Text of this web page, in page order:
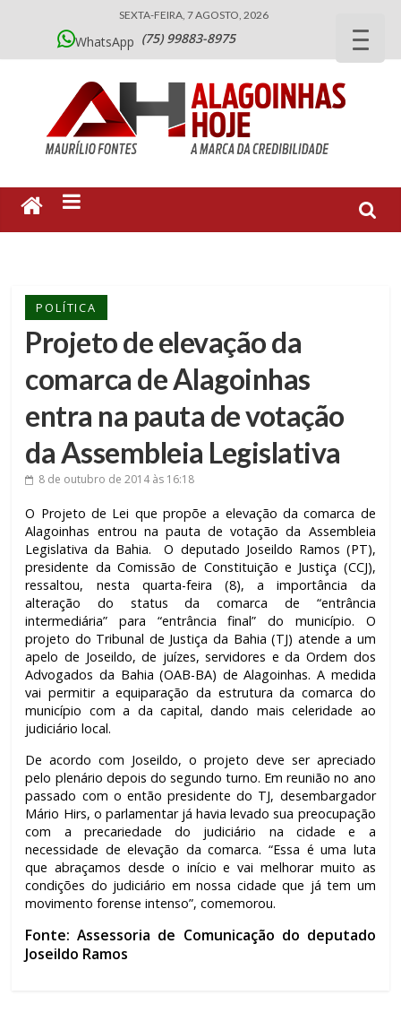
SEXTA-FEIRA, 7 AGOSTO, 2026
WhatsApp (75) 99883-8975
POLÍTICA
Projeto de elevação da
comarca de Alagoinhas
entra na pauta de votação
da Assembleia Legislativa
8 de outubro de 2014às 16:18
O Projeto de Lei que propõe a elevação da comarca de
Alagoinhas entrou na pauta de votação da Assembleia
Legislativa da Bahia. O deputado Joseildo Ramos (PT),
presidente da Comissão de Constituição e Justiça (CCJ),
ressaltou, nesta quarta-feira (8), a importância da
alteração do status da comarca de “entrância
intermediária” para “entrância final” do município. O
projeto do Tribunal de Justiça da Bahia (TJ) atende a um
apelo de Joseildo, de juízes, servidores e da Ordem dos
Advogados da Bahia (OAB-BA) de Alagoinhas. A medida
vai permitir a equiparação da estrutura da comarca do
município com a da capital, dando mais celeridade ao
judiciário local.
De acordo com Joseildo, o projeto deve ser apreciado
pelo plenário depois do segundo turno. Em reunião no ano
passado com o então presidente do TJ, desembargador
Mário Hirs, o parlamentar já havia levado sua preocupação
com a precariedade do judiciário na cidade e a
necessidade de elevação da comarca. “Essa é uma luta
que abraçamos desde o início e vai melhorar muito as
condições do judiciário em nossa cidade que já tem um
movimento forense intenso”, comemorou.
Fonte: Assessoria de Comunicação do deputado
Joseildo Ramos